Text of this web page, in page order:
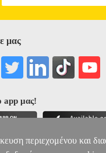
μας
app μας!
περιεχομένου και